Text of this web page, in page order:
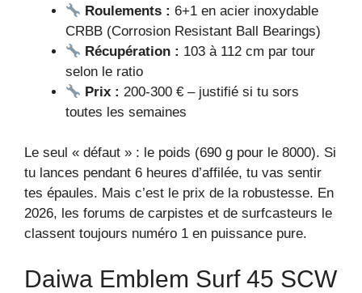
Roulements : 6+1 en acier inoxydable
CRBB (Corrosion Resistant Ball Bearings)
Récupération : 103 à 112 cm par tour
selon le ratio
Prix : 200-300 € – justifié si tu sors
toutes les semaines
Le seul « défaut » : le poids (690 g pour le 8000). Si
tu lances pendant 6 heures d’affilée, tu vas sentir
tes épaules. Mais c’est le prix de la robustesse. En
2026, les forums de carpistes et de surfcasteurs le
classent toujours numéro 1 en puissance pure.
Daiwa Emblem Surf 45 SCW